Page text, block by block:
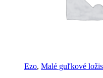
Ezo, Malé guľkové